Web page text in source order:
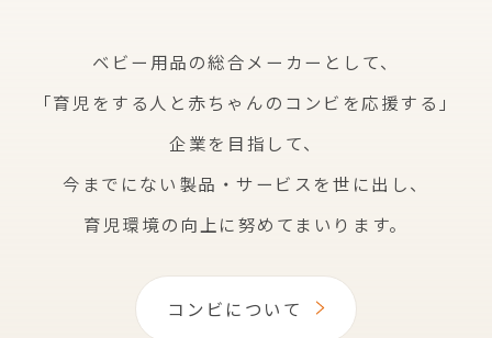
ベビー用品の総合メーカーとして、
「育児をする人と赤ちゃんのコンビを応援する」
企業を 目指して、
今までにない製品・サービスを世に出し、
育児環境の向上に努めてまいります。
コンビについて